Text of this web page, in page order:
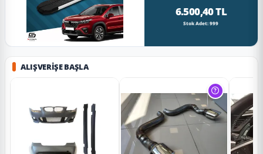
6.500,40 TL
Stok Adet: 999
ALIŞVERIŞE BAŞLA